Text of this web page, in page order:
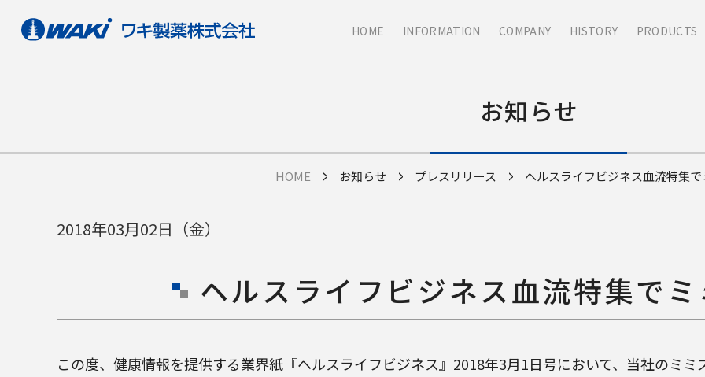
HOME INFORMATION COMPANY HISTORY PRODUCTS
お知らせ
HOME お知らせ プレスリリース ヘルスライフビジネス血流特集で
2018年03月02日（金）
ヘルスライフビジネス血流特集でミ
この度、健康情報を提供する業界紙『ヘルスライフビジネス』2018年3月1日号において、当社のミミ